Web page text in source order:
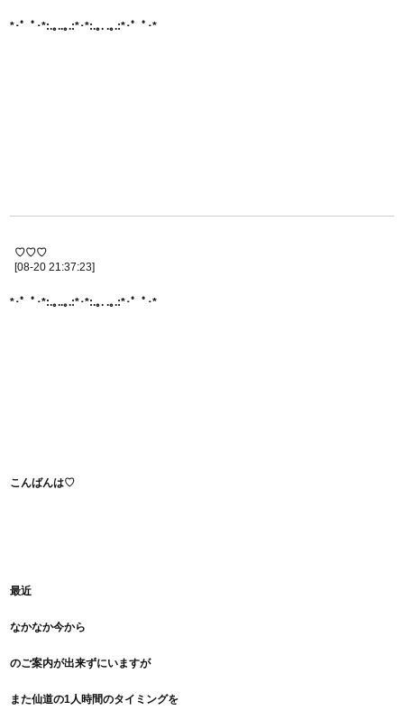
*･゜ﾟ･*:.｡..｡.:*･*:.｡. .｡.:*･゜ﾟ･*
♡♡♡
[08-20 21:37:23]
*･゜ﾟ･*:.｡..｡.:*･*:.｡. .｡.:*･゜ﾟ･*
こんばんは♡
最近
なかなか今から
のご案内が出来ずにいますが
また仙道の1人時間のタイミングを